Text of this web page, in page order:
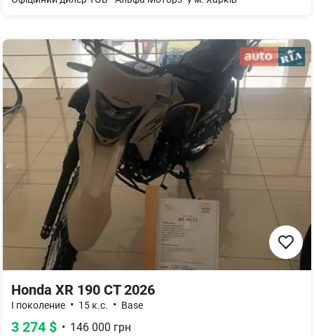
Honda XR 190 CT 2026
I поколение • 15 к.с. • Base
3 274 $ • 146 000 грн